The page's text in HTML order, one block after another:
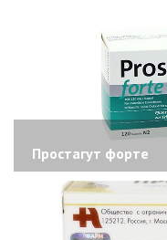
Простагут форте